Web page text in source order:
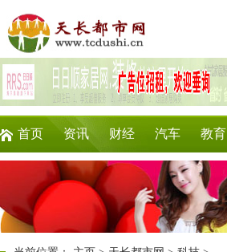
首页 资讯 财经 汽车 教育
游戏 美食 商讯 时尚